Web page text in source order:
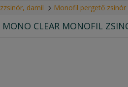
damil Monofil pergető zsinór
MONO CLEAR MONOFIL